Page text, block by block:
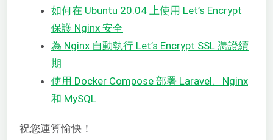
如何在 Ubuntu 20.04 上使用 Let’s Encrypt
保護 Nginx 安全
為 Nginx 自動執行 Let’s Encrypt SSL 憑證續
期
使用 Docker Compose 部署 Laravel、Nginx
和 MySQL
祝您運算愉快！